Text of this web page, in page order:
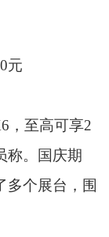
元
，至高可享2
称。国庆期
多个展台，围